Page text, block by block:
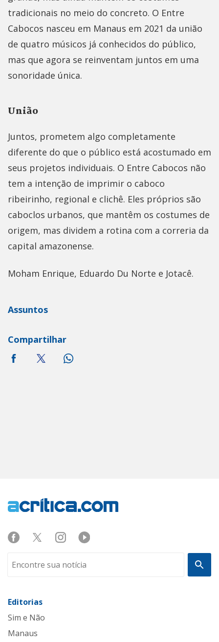
tradicionais no meio do concreto. O Entre
Cabocos nasceu em Manaus em 2021 da união
de quatro músicos já conhecidos do público,
mas que agora se reinventam juntos em uma
sonoridade única.
União
Juntos, prometem algo completamente
diferente do que o público está acostumado em
seus projetos individuais. O Entre Cabocos não
tem a intenção de imprimir o caboco
ribeirinho, regional e clichê. Eles próprios são
caboclos urbanos, que mantêm os costumes de
origem, mas dividem a rotina com a correria da
capital amazonense.
Moham Enrique, Eduardo Du Norte e Jotacê.
Assuntos
Compartilhar
Editorias
Sim e Não
Manaus